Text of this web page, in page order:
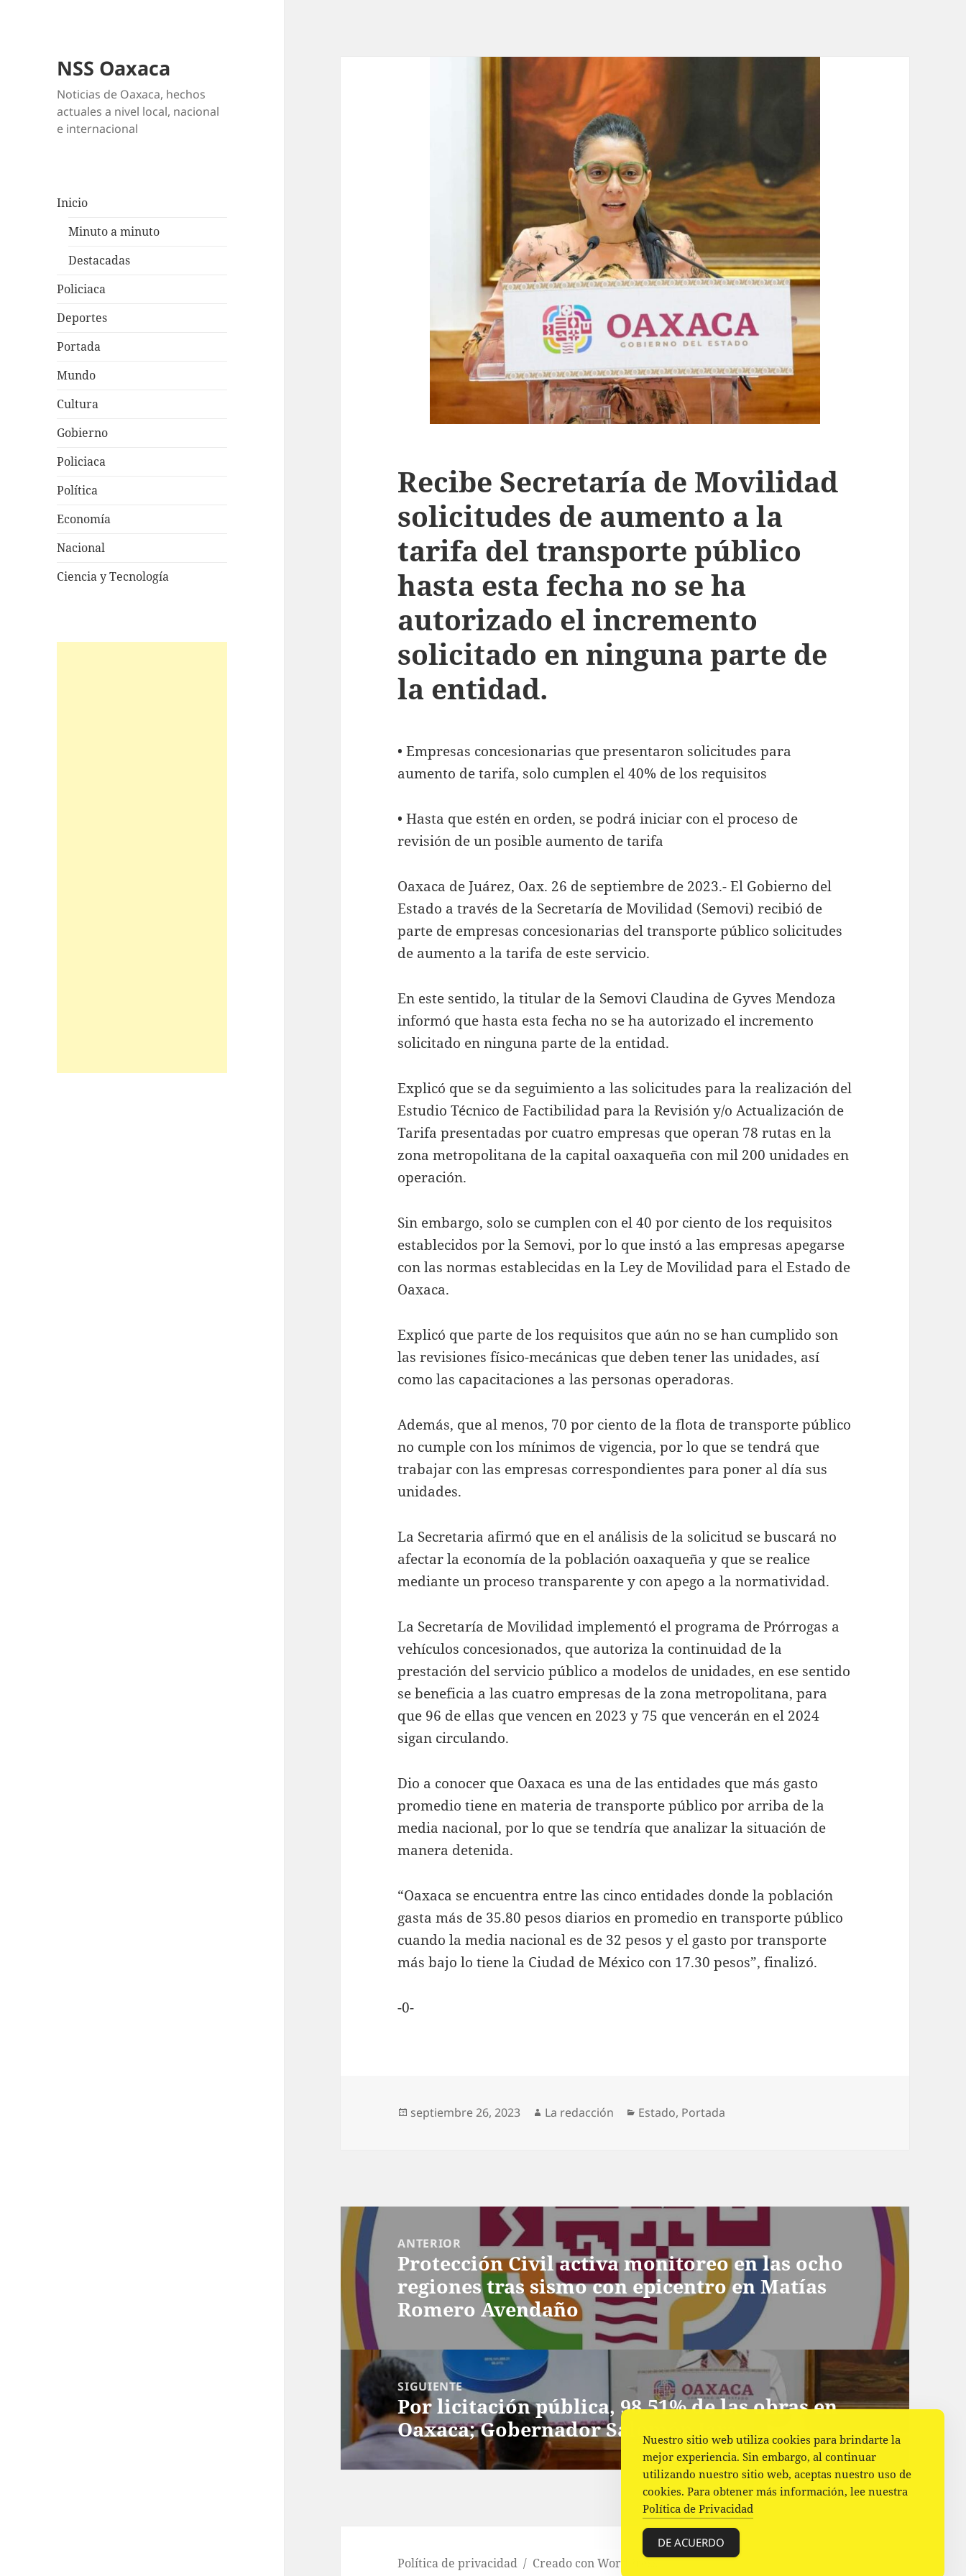
NSS Oaxaca
Noticias de Oaxaca, hechos
actuales a nivel local, nacional
e internacional
Inicio
Minuto a minuto
Destacadas
Policiaca
Deportes
Portada
Mundo
Cultura
Gobierno
Policiaca
Política
Economía
Nacional
Ciencia y Tecnología
Recibe Secretaría de Movilidad
solicitudes de aumento a la
tarifa del transporte público
hasta esta fecha no se ha
autorizado el incremento
solicitado en ninguna parte de
la entidad.
• Empresas concesionarias que presentaron solicitudes para
aumento de tarifa, solo cumplen el 40% de los requisitos
• Hasta que estén en orden, se podrá iniciar con el proceso de
revisión de un posible aumento de tarifa
Oaxaca de Juárez, Oax. 26 de septiembre de 2023.- El Gobierno del
Estado a través de la Secretaría de Movilidad (Semovi) recibió de
parte de empresas concesionarias del transporte público solicitudes
de aumento a la tarifa de este servicio.
En este sentido, la titular de la Semovi Claudina de Gyves Mendoza
informó que hasta esta fecha no se ha autorizado el incremento
solicitado en ninguna parte de la entidad.
Explicó que se da seguimiento a las solicitudes para la realización del
Estudio Técnico de Factibilidad para la Revisión y/o Actualización de
Tarifa presentadas por cuatro empresas que operan 78 rutas en la
zona metropolitana de la capital oaxaqueña con mil 200 unidades en
operación.
Sin embargo, solo se cumplen con el 40 por ciento de los requisitos
establecidos por la Semovi, por lo que instó a las empresas apegarse
con las normas establecidas en la Ley de Movilidad para el Estado de
Oaxaca.
Explicó que parte de los requisitos que aún no se han cumplido son
las revisiones físico-mecánicas que deben tener las unidades, así
como las capacitaciones a las personas operadoras.
Además, que al menos, 70 por ciento de la flota de transporte público
no cumple con los mínimos de vigencia, por lo que se tendrá que
trabajar con las empresas correspondientes para poner al día sus
unidades.
La Secretaria afirmó que en el análisis de la solicitud se buscará no
afectar la economía de la población oaxaqueña y que se realice
mediante un proceso transparente y con apego a la normatividad.
La Secretaría de Movilidad implementó el programa de Prórrogas a
vehículos concesionados, que autoriza la continuidad de la
prestación del servicio público a modelos de unidades, en ese sentido
se beneficia a las cuatro empresas de la zona metropolitana, para
que 96 de ellas que vencen en 2023 y 75 que vencerán en el 2024
sigan circulando.
Dio a conocer que Oaxaca es una de las entidades que más gasto
promedio tiene en materia de transporte público por arriba de la
media nacional, por lo que se tendría que analizar la situación de
manera detenida.
“Oaxaca se encuentra entre las cinco entidades donde la población
gasta más de 35.80 pesos diarios en promedio en transporte público
cuando la media nacional es de 32 pesos y el gasto por transporte
más bajo lo tiene la Ciudad de México con 17.30 pesos”, finalizó.
-0-
Publicado
septiembre 26, 2023 Autor
La redacción Categorías
Estado, Portada
Navegación
de
entradas
ANTERIOR
Entrada
anterior:
Protección Civil activa monitoreo en las ocho
regiones tras sismo con epicentro en Matías
Romero Avendaño
SIGUIENTE
Siguiente
entrada:
Por licitación pública, 98.51% de las obras en
Oaxaca; Gobernador Salomón Jara
Política de privacidad Creado con WordPress
Nuestro sitio web utiliza cookies para brindarte la
mejor experiencia. Sin embargo, al continuar
utilizando nuestro sitio web, aceptas nuestro uso de
cookies. Para obtener más información, lee nuestra
Política de Privacidad
DE ACUERDO